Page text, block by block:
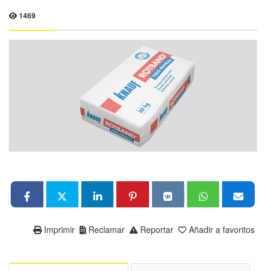
1469
Añadir a favoritos
Reportar
Reclamar
Imprimir